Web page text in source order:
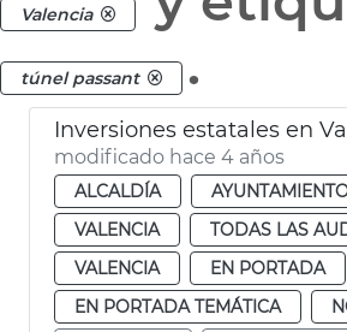
Valencia
túnel passant .
Inversiones estatales en
modificado hace 4 años
ALCALDÍA
VALENCIA
TODAS LAS
VALENCIA
EN PORTADA
EN PORTADA TEMÁTICA